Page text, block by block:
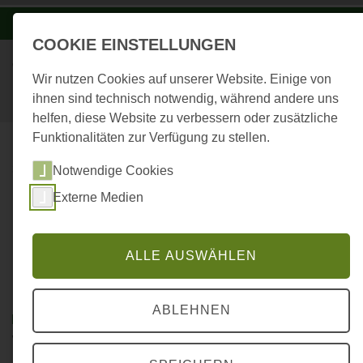
STARTSEITE
...
PÜNKTLICH ZUR BESINNLICHEN
JAHRESZEIT STARTET AM 1. ADVENT
WALDWEIHNACHTSQUIZ AM HAUS
DER NACHHALTIGKEIT
DIGITALER ADVENTSSPASS IM W
ALD
COOKIE EINSTELLUNGEN
Wir nutzen Cookies auf unserer Website. Einige von
ihnen sind technisch notwendig, während andere uns
helfen, diese Website zu verbessern oder zusätzliche
Funktionalitäten zur Verfügung zu stellen.
Notwendige Cookies
Externe Medien
ALLE AUSWÄHLEN
ABLEHNEN